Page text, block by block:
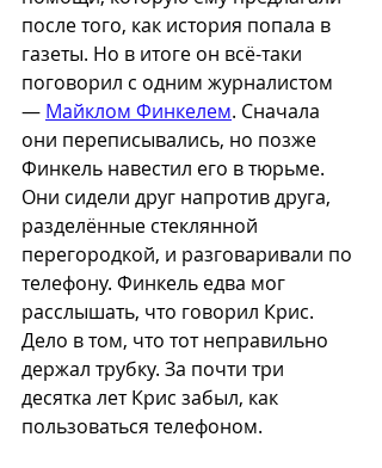
после того, как история попала в
газеты. Но в итоге он всё-таки
поговорил с одним журналистом
— Майклом Финкелем. Сначала
они переписывались, но позже
Финкель навестил его в тюрьме.
Они сидели друг напротив друга,
разделённые стеклянной
перегородкой, и разговаривали по
телефону. Финкель едва мог
расслышать, что говорил Крис.
Дело в том, что тот неправильно
держал трубку. За почти три
десятка лет Крис забыл, как
пользоваться телефоном.